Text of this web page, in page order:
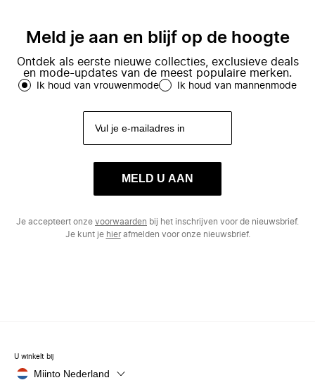
Meld je aan en blijf op de hoogte
Ontdek als eerste nieuwe collecties, exclusieve deals
en mode-updates van de meest populaire merken.
Ik houd van vrouwenmode Ik houd van mannenmode
MELD U AAN
Je accepteert onze voorwaarden bij het inschrijven voor de nieuwsbrief.
Je kunt je hierafmelden voor onze nieuwsbrief.
U winkelt bij
Miinto Nederland